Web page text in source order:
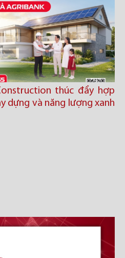
thúc đẩy hợp
dựng và năng lượng xanh